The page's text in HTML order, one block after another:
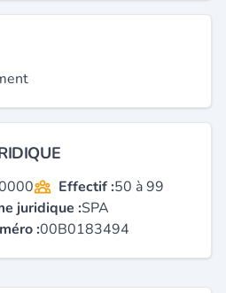
Effectif :50 à 99
juridique :SPA
:00B0183494